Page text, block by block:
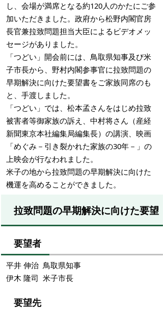
し、会場が満席となる約120人のかたにご参
加いただきました。政府から松野内閣官房
長官兼拉致問題担当大臣によるビデオメッ
セージがありました。
「つどい」開会前には、鳥取県知事及び米
子市長から、野村内閣参事官に拉致問題の
早期解決に向けた要望書をご家族同席のも
と、手渡しました。
「つどい」では、松本孟さんをはじめ拉致
被害者等御家族の訴え、中村将さん（産経
新聞東京本社編集局編集長）の講演、映画
「めぐみ－引き裂かれた家族の30年－」の
上映会が行なわれました。
米子の地から拉致問題の早期解決に向けた
機運を高めることができました。
拉致問題の早期解決に向けた要望
要望者
平井 伸治 鳥取県知事
伊木 隆司 米子市長
要望先